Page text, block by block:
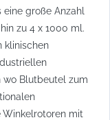
große Anzahl
zu 4 x 1000 ml.
klinischen
wo Blutbeutel zum
Winkelrotoren mit